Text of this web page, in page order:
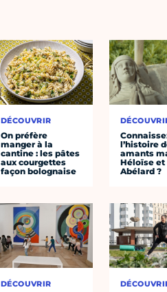
DÉCOUVRIR
On préfère
manger à la
cantine : les pâtes
aux courgettes
façon bolognaise
DÉCOUVRIR
l’histoire
amants
Héloïse et
Abélard ?